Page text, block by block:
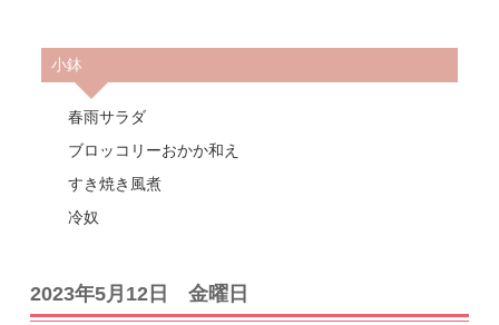
小鉢
春雨サラダ
ブロッコリーおかか和え
すき焼き風煮
冷奴
2023年5月12日 金曜日